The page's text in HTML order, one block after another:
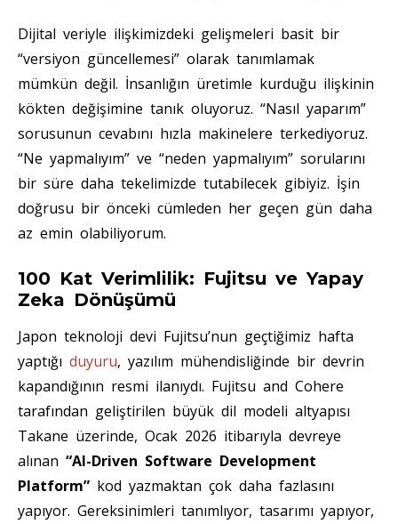
Dijital veriyle ilişkimizdeki gelişmeleri basit bir
“versiyon güncellemesi” olarak tanımlamak
mümkün değil. İnsanlığın üretimle kurduğu ilişkinin
kökten değişimine tanık oluyoruz. “Nasıl yaparım”
sorusunun cevabını hızla makinelere terkediyoruz.
“Ne yapmalıyım” ve “neden yapmalıyım” sorularını
bir süre daha tekelimizde tutabilecek gibiyiz. İşin
doğrusu bir önceki cümleden her geçen gün daha
az emin olabiliyorum.
100 Kat Verimlilik: Fujitsu ve Yapay
Zeka Dönüşümü
Japon teknoloji devi Fujitsu’nun geçtiğimiz hafta
yaptığı duyuru, yazılım mühendisliğinde bir devrin
kapandığının resmi ilanıydı. Fujitsu and Cohere
tarafından geliştirilen büyük dil modeli altyapısı
Takane üzerinde, Ocak 2026 itibarıyla devreye
alınan “AI-Driven Software Development
Platform” kod yazmaktan çok daha fazlasını
yapıyor. Gereksinimleri tanımlıyor, tasarımı yapıyor,